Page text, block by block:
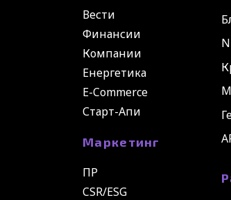
Вести
Финансии
Компании
Енергетика
E-Commerce
Старт-Апи
Маркетинг
ПР
CSR/ESG